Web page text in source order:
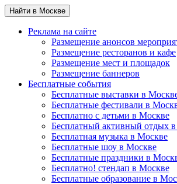
Найти в Москве
Реклама на сайте
Размещение анонсов
Размещение ресторанов и кафе
Размещение мест и площадок
Размещение баннеров
Бесплатные события
Бесплатные выставки в
Бесплатные фестивали в
Бесплатно с детьми в Москве
Бесплатный активный отдых
Бесплатная музыка в Москве
Бесплатные шоу в Москве
Бесплатные праздники в
Бесплатно! стендап в Москве
Бесплатные образование в